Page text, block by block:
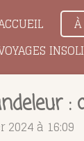
:
à 16:09